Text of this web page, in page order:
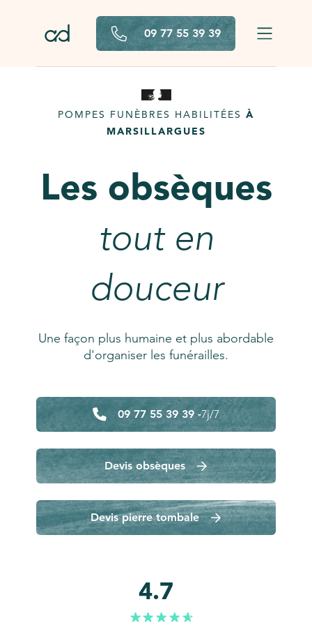
09 77 55 39 39
POMPES FUNÈBRES HABILITÉES À
MARSILLARGUES
Les obsèques
tout en
douceur
Une façon plus humaine et plus abordable
d'organiser les funérailles.
09 77 55 39 39 -7j/7
Devis obsèques
Devis pierre tombale
4.7